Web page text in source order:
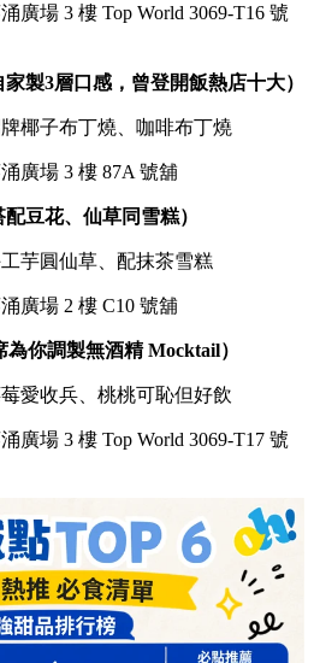
廣場 3 樓 Top World 3069-T16 號
製3層口感，曾登開飯熱店十大）
椰子布丁燒、咖啡布丁燒
廣場 3 樓 87A 號舖
豆花、仙草同雪糕）
芋圓仙草、配抹茶雪糕
廣場 2 樓 C10 號舖
你調製無酒精 Mocktail）
愛收兵、桃桃可恥但好飲
廣場 3 樓 Top World 3069-T17 號